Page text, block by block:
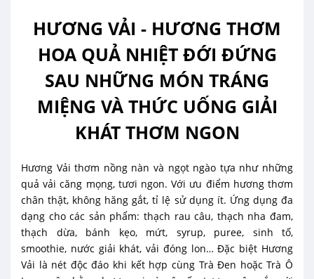
HƯƠNG VẢI - HƯƠNG THƠM
HOA QUẢ NHIỆT ĐỚI ĐỨNG
SAU NHỮNG MÓN TRÁNG
MIỆNG VÀ THỨC UỐNG GIẢI
KHÁT THƠM NGON
Hương Vải thơm nồng nàn và ngọt ngào tựa như những
quả vải căng mọng, tươi ngon. Với ưu điểm hương thơm
chân thật, không hăng gắt, tỉ lệ sử dụng ít. Ứng dụng đa
dạng cho các sản phẩm: thạch rau câu, thạch nha đam,
thạch dừa, bánh kẹo, mứt, syrup, puree, sinh tố,
smoothie, nước giải khát, vải đóng lon… Đặc biệt Hương
Vải là nét độc đáo khi kết hợp cùng Trà Đen hoặc Trà Ô